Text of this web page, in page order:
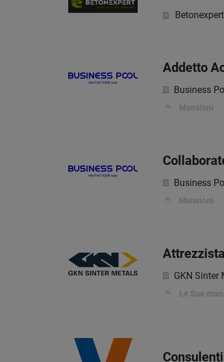
Addetto
Business
Mansioni
Business
Mansioni
GKN Sinter
Le Sue